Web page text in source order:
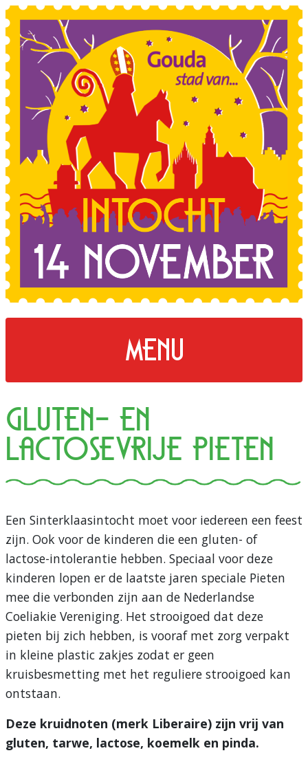
Sla de navigatie over en ga naar de inhoud
menu
Gluten- en
lactosevrije Pieten
Een Sinterklaasintocht moet voor iedereen een feest
zijn. Ook voor de kinderen die een gluten- of
lactose-intolerantie hebben. Speciaal voor deze
kinderen lopen er de laatste jaren speciale Pieten
mee die verbonden zijn aan de Nederlandse
Coeliakie Vereniging. Het strooigoed dat deze
pieten bij zich hebben, is vooraf met zorg verpakt
in kleine plastic zakjes zodat er geen
kruisbesmetting met het reguliere strooigoed kan
ontstaan.
Deze kruidnoten (merk Liberaire) zijn vrij van
gluten, tarwe, lactose, koemelk en pinda.